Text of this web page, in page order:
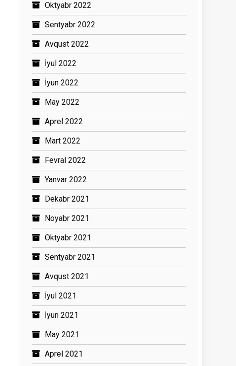
Oktyabr 2022
Sentyabr 2022
Avqust 2022
İyul 2022
İyun 2022
May 2022
Aprel 2022
Mart 2022
Fevral 2022
Yanvar 2022
Dekabr 2021
Noyabr 2021
Oktyabr 2021
Sentyabr 2021
Avqust 2021
İyul 2021
İyun 2021
May 2021
Aprel 2021